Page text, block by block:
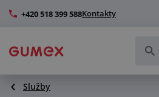
+420 518 399 588Kontakty
Hadice a jejich kompletace
Služby